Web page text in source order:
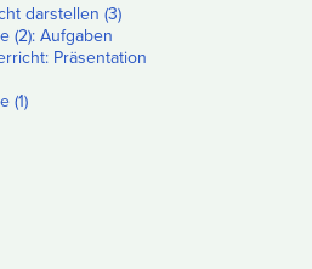
darstellen (3)
(2): Aufgaben
Präsentation
(1)